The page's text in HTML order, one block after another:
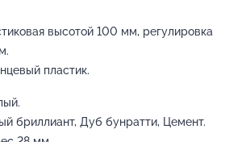
высотой 100 мм, регулировка
пластик.
бриллиант, Дуб бунратти, Цемент.